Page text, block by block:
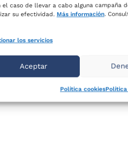
el caso de llevar a cabo alguna campaña
su efectividad. Más información.
los servicios
Aceptar
Política cookies